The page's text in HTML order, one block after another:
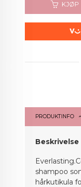
KJØP
PRODUKTINFO
Beskrivelse
shampoo
hårkutikula